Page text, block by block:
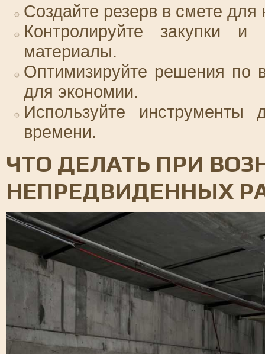
Создайте резерв в смете
Контролируйте закупки
материалы.
Оптимизируйте решения по
для экономии.
Используйте
времени.
ЧТО ДЕЛАТЬ ПРИ
НЕПРЕДВИДЕННЫХ